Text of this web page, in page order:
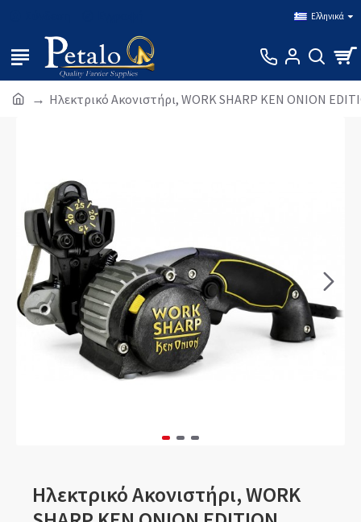
Ελληνικά
Ηλεκτρικό Ακονιστήρι, WORK SHARP KEN ONION
Ηλεκτρικό Ακονιστήρι, WORK